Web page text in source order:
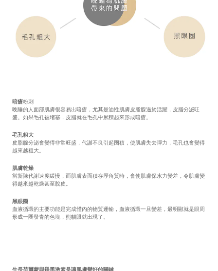
暗瘡粉刺
晚睡的人面部肌膚很容易出暗瘡，尤其是油性肌膚皮脂腺過於活躍，皮脂分泌旺
盛。如果毛孔被堵塞，皮脂就在毛孔中累積起來形成暗瘡。
毛孔粗大
皮脂腺分泌會變得非常旺盛，代謝不良引起囤積，使肌膚失去彈力，毛孔也會變得
越來越粗大。
肌膚乾燥
當新陳代謝速度緩慢，而肌膚表面積存厚角質時，會使肌膚保水力變差，令肌膚變
得越來越乾燥甚至脫皮。
黑眼圈
血液循環的主要功能是完成體內的物質運輸，血液循環一旦變差，最明顯就是眼周
形成一圈發青的色塊，熊貓眼就出現了。